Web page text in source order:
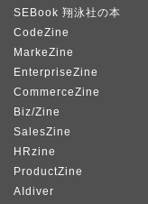
SEBook 翔泳社の本
CodeZine
MarkeZine
EnterpriseZine
CommerceZine
Biz/Zine
SalesZine
HRzine
ProductZine
AIdiver